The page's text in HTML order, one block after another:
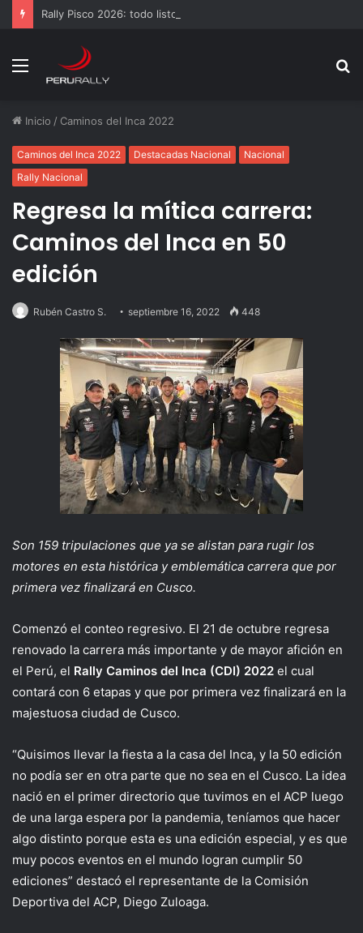
Rally Pisco 2026: todo listo para la gran final del RallyACP
Menú
Inicio / Caminos del Inca 2022
Caminos del Inca 2022 Destacadas Nacional
Nacional
Rally Nacional
Regresa la mítica carrera:
Caminos del Inca en 50
edición
Rubén Castro S. septiembre 16, 2022 448
Son 159 tripulaciones que ya se alistan para rugir los
motores en esta histórica y emblemática carrera que por
primera vez finalizará en Cusco.
Comenzó el conteo regresivo. El 21 de octubre regresa
renovado la carrera más importante y de mayor afición en
el Perú, el Rally Caminos del Inca (CDI) 2022 el cual
contará con 6 etapas y que por primera vez finalizará en la
majestuosa ciudad de Cusco.
“Quisimos llevar la fiesta a la casa del Inca, y la 50 edición
no podía ser en otra parte que no sea en el Cusco. La idea
nació en el primer directorio que tuvimos en el ACP luego
de una larga espera por la pandemia, teníamos que hacer
algo distinto porque esta es una edición especial, y es que
muy pocos eventos en el mundo logran cumplir 50
ediciones” destacó el representante de la Comisión
Deportiva del ACP, Diego Zuloaga.